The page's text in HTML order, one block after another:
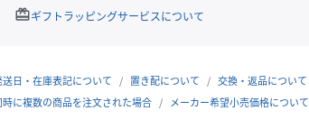
redeemギフトラッピングサービスについて
送日・在庫表記について 置き配について
交換・返品について
時に複数の商品を注文された場合
メーカー希望小売価格について